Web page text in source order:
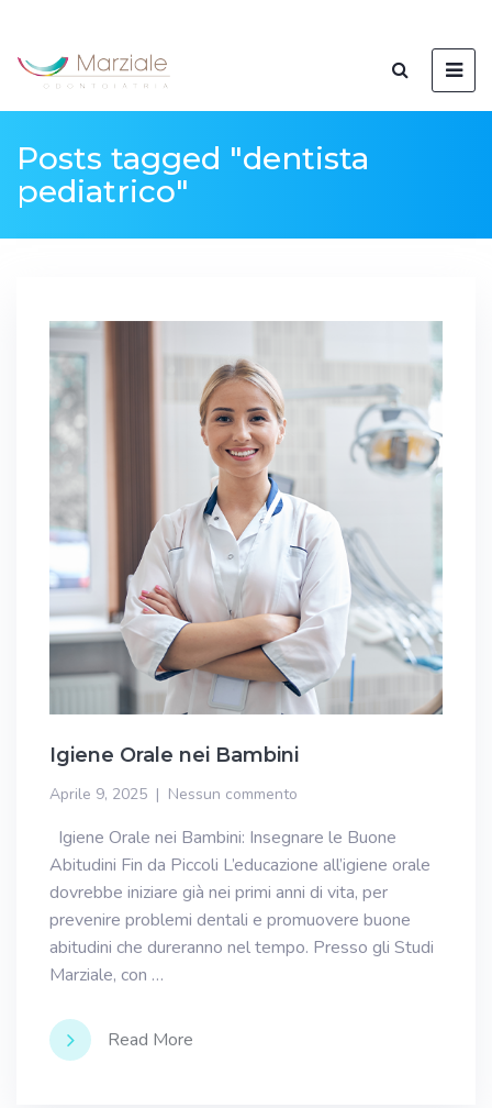
Posts tagged "dentista
pediatrico"
Igiene Orale nei Bambini
Aprile 9, 2025 Nessun commento
Igiene Orale nei Bambini: Insegnare le Buone
Abitudini Fin da Piccoli L’educazione all’igiene orale
dovrebbe iniziare già nei primi anni di vita, per
prevenire problemi dentali e promuovere buone
abitudini che dureranno nel tempo. Presso gli Studi
Marziale, con …
Read More